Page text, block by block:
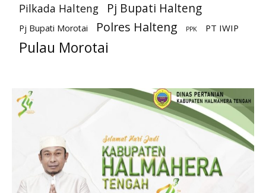
Pilkada Halteng Pj Bupati Halteng
Pj Bupati Morotai Polres Halteng PPK PT IWIP
Pulau Morotai